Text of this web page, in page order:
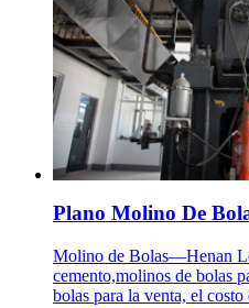
Plano Molino De
Molino de Bolas—Henan
cemento,molinos de bolas
bolas para la venta, el